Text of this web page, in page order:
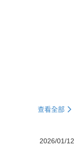
查看全部
2026/01/12